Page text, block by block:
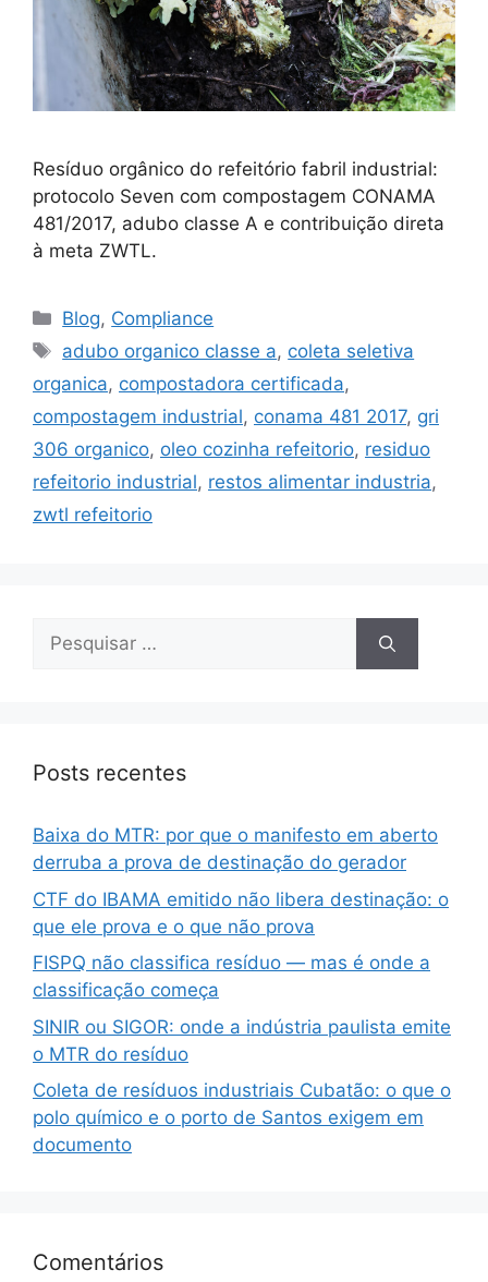
Resíduo orgânico do refeitório fabril industrial:
protocolo Seven com compostagem CONAMA
481/2017, adubo classe A e contribuição direta
à meta ZWTL.
Blog, Compliance
adubo organico classe a, coleta seletiva
organica, compostadora certificada,
compostagem industrial, conama 481 2017, gri
306 organico, oleo cozinha refeitorio, residuo
refeitorio industrial, restos alimentar industria,
zwtl refeitorio
Posts recentes
Baixa do MTR: por que o manifesto em aberto
derruba a prova de destinação do gerador
CTF do IBAMA emitido não libera destinação: o
que ele prova e o que não prova
FISPQ não classifica resíduo — mas é onde a
classificação começa
SINIR ou SIGOR: onde a indústria paulista emite
o MTR do resíduo
Coleta de resíduos industriais Cubatão: o que o
polo químico e o porto de Santos exigem em
documento
Comentários